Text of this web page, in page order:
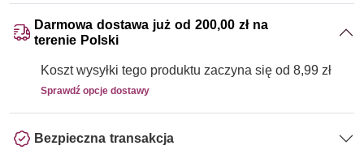
Darmowa dostawa już od 200,00 zł na
terenie Polski
Koszt wysyłki tego produktu zaczyna się od 8,99 zł
Sprawdź opcje dostawy
Bezpieczna transakcja